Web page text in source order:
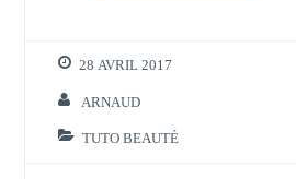
28 AVRIL 2017
ARNAUD
TUTO BEAUTÉ